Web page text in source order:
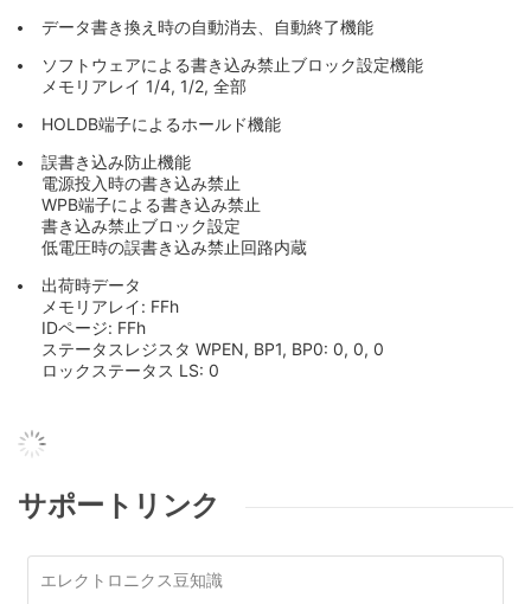
データ書き換え時の自動消去、自動終了機能
ソフトウェアによる書き込み禁止ブロック設定機能
メモリアレイ 1/4, 1/2, 全部
HOLDB端子によるホールド機能
誤書き込み防止機能
電源投入時の書き込み禁止
WPB端子による書き込み禁止
書き込み禁止ブロック設定
低電圧時の誤書き込み禁止回路内蔵
出荷時データ
メモリアレイ: FFh
IDページ: FFh
ステータスレジスタ WPEN, BP1, BP0: 0, 0, 0
ロックステータス LS: 0
サポートリンク
エレクトロニクス豆知識